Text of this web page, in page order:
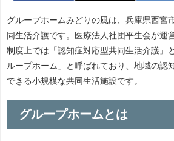
グループホームみどりの風は、兵庫県西宮
同生活介護です。医療法人社団平生会が運
制度上では「認知症対応型共同生活介護」
ループホーム」と呼ばれており、地域の認
できる小規模な共同生活施設です。
グループホームとは